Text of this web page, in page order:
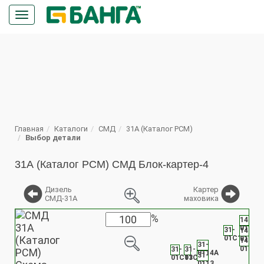
Кнопка
меню
Главная Каталоги СМД
31А (Каталог РСМ)
Выбор детали
31А (Каталог РСМ) СМД Блок-картер-4
Дизель
СМД-31А
%
Картер
маховика
31-
01С2
31-
01С13
31-
01С13
31-
31-
0114А
14-
0116
14-
0150
14-
0163